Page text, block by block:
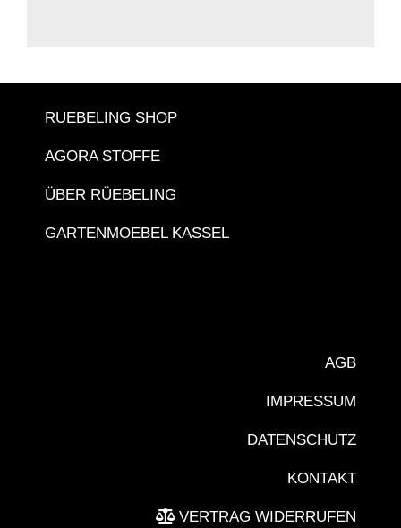
RUEBELING SHOP
AGORA STOFFE
ÜBER RÜEBELING
GARTENMOEBEL KASSEL
AGB
IMPRESSUM
DATENSCHUTZ
KONTAKT
VERTRAG WIDERRUFEN